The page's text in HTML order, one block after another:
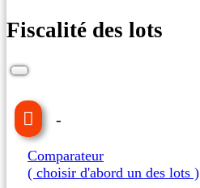
Fiscalité des lots
-
Comparateur
( choisir d'abord un des lots )